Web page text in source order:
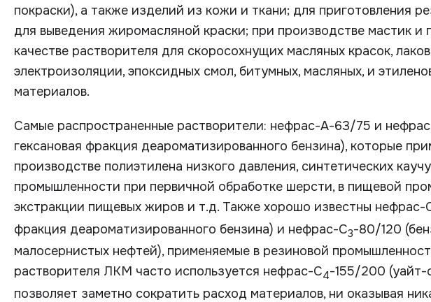
покраски), а также изделий из кожи и ткани; для приготовления
для выведения жиромасляной краски; при производстве мастик и
качестве растворителя для скоросохнущих масляных красок,
электроизоляции, эпоксидных смол, битумных, масляных, и
материалов.
Самые распространенные растворители: нефрас-А-63/75 и
гексановая фракция деароматизированного бензина), которые
производстве полиэтилена низкого давления, синтетических
промышленности при первичной обработке шерсти, в пищевой
экстракции пищевых жиров и т.д. Также хорошо известны нефрас-
фракция деароматизированного бензина) и нефрас-С3-80/120
малосернистых нефтей), применяемые в резиновой
растворителя ЛКМ часто используется нефрас-С4-155/200 (уайт-
позволяет заметно сократить расход материалов, ни оказывая